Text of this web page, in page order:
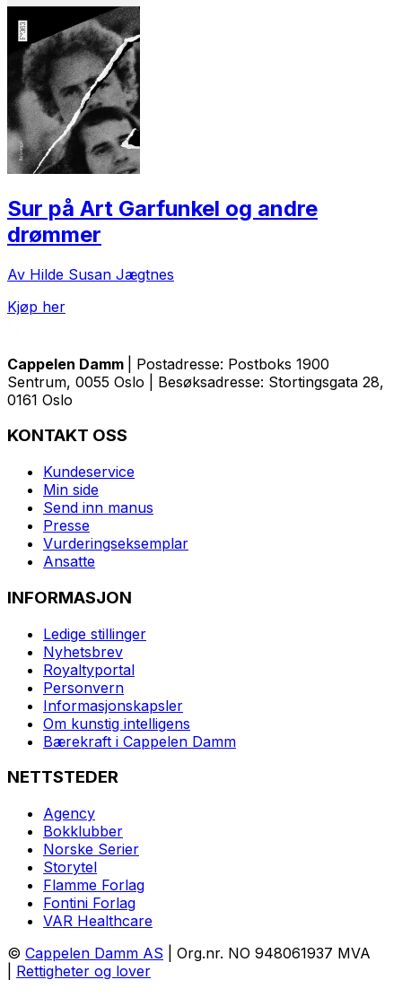
Sur på Art Garfunkel og andre
drømmer
Av Hilde Susan Jægtnes
Kjøp her
Cappelen Damm
| Postadresse: Postboks 1900
Sentrum, 0055 Oslo | Besøksadresse: Stortingsgata 28,
0161 Oslo
KONTAKT OSS
Kundeservice
Min side
Send inn manus
Presse
Vurderingseksemplar
Ansatte
INFORMASJON
Ledige stillinger
Nyhetsbrev
Royaltyportal
Personvern
Informasjonskapsler
Om kunstig intelligens
Bærekraft i Cappelen Damm
NETTSTEDER
Agency
Bokklubber
Norske Serier
Storytel
Flamme Forlag
Fontini Forlag
VAR Healthcare
© Cappelen Damm AS | Org.nr. NO 948061937 MVA
Rettigheter og lover